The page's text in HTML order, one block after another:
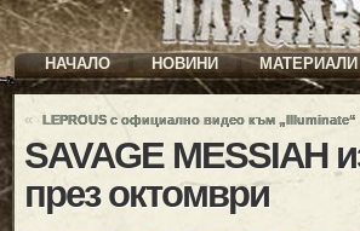
НАЧАЛО НОВИНИ МАТЕРИАЛИ
« LEPROUS с официално видео към „Illuminate“
SAVAGE MESSIAH
през октомври